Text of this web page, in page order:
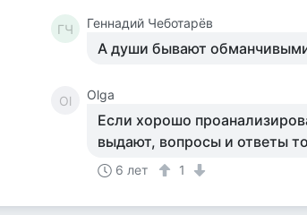
ГЧ Геннадий Чеботарёв
А души бывают
Ol Olga
Если хорошо
выдают, вопросы и ответы
6 лет 1